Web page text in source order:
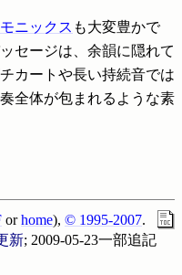
ニックス も大変豊かで
セージは、余韻に隠れて
カートや長い持続音では
全体が包まれるような素
orhome), © 1995-2007.
新; 2009-05-23一部追記